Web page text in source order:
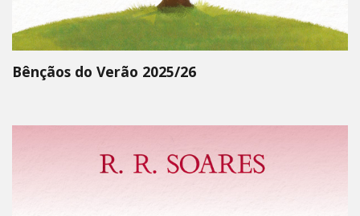
Bênçãos do Verão 2025/26